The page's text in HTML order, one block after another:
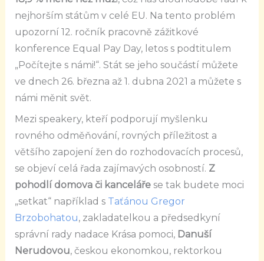
nejhorším státům v celé EU. Na tento problém
upozorní 12. ročník pracovně zážitkové
konference Equal Pay Day, letos s podtitulem
„Počítejte s námi!“. Stát se jeho součástí můžete
ve dnech 26. března až 1. dubna 2021 a můžete s
námi měnit svět.
Mezi speakery, kteří podporují myšlenku
rovného odměňování, rovných příležitost a
většího zapojení žen do rozhodovacích procesů,
se objeví celá řada zajímavých osobností. Z
pohodlí domova či kancelářese tak budete moci
„setkat“ například s Taťánou Gregor
Brzobohatou, zakladatelkou a předsedkyní
správní rady nadace Krása pomoci, Danuší
Nerudovou, českou ekonomkou, rektorkou